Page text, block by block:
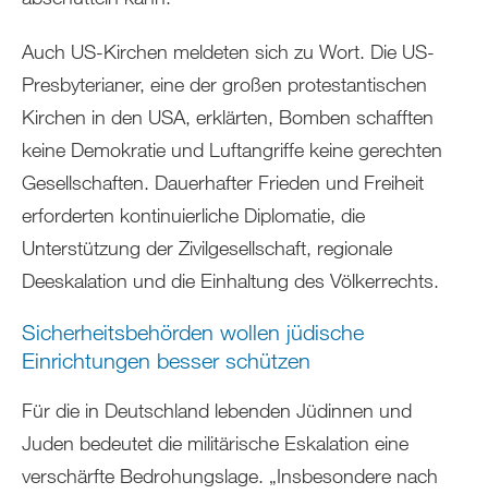
Auch US-Kirchen meldeten sich zu Wort. Die US-
Presbyterianer, eine der großen protestantischen
Kirchen in den USA, erklärten, Bomben schafften
keine Demokratie und Luftangriffe keine gerechten
Gesellschaften. Dauerhafter Frieden und Freiheit
erforderten kontinuierliche Diplomatie, die
Unterstützung der Zivilgesellschaft, regionale
Deeskalation und die Einhaltung des Völkerrechts.
Sicherheitsbehörden wollen jüdische
Einrichtungen besser schützen
Für die in Deutschland lebenden Jüdinnen und
Juden bedeutet die militärische Eskalation eine
verschärfte Bedrohungslage. „Insbesondere nach